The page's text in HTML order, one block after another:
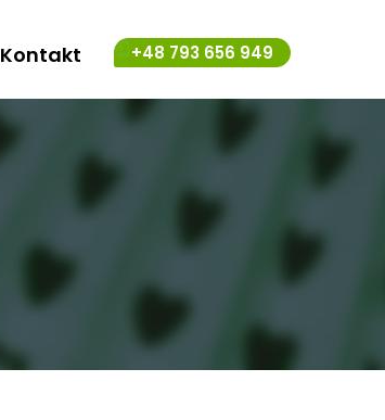
Kontakt +48 793 656 949